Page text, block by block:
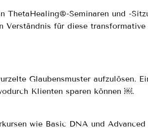
Seminaren und -
für diese transformative
Glaubensmuster aufzulösen.
Klienten sparen können ￼.
wie Basic DNA und